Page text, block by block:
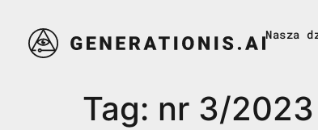
Nasza
Nasza
Tag: nr 3/2023